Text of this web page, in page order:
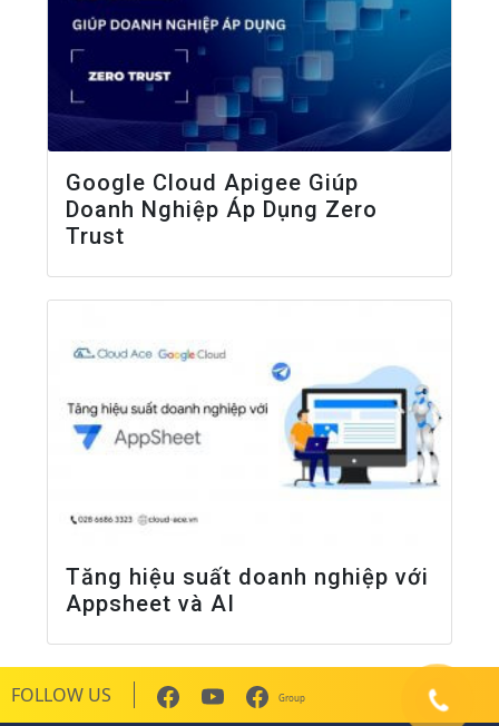
Google Cloud Apigee Giúp
Doanh Nghiệp Áp Dụng Zero
Trust
Tăng hiệu suất doanh nghiệp với
Appsheet và AI
FOLLOW US Group